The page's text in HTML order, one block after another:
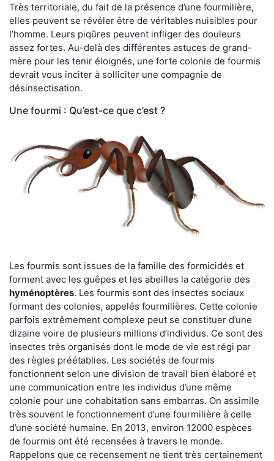
Très territoriale, du fait de la présence d’une fourmilière,
elles peuvent se révéler être de véritables nuisibles pour
l’homme. Leurs piqûres peuvent infliger des douleurs
assez fortes. Au-delà des différentes astuces de grand-
mère pour les tenir éloignés, une forte colonie de fourmis
devrait vous inciter à solliciter une compagnie de
désinsectisation.
Une fourmi : Qu’est-ce que c’est ?
Les fourmis sont issues de la famille des formicidés et
forment avec les guêpes et les abeilles la catégorie des
hyménoptères. Les fourmis sont des insectes sociaux
formant des colonies, appelés fourmilières. Cette colonie
parfois extrêmement complexe peut se constituer d’une
dizaine voire de plusieurs millions d’individus. Ce sont des
insectes très organisés dont le mode de vie est régi par
des règles préétablies. Les sociétés de fourmis
fonctionnent selon une division de travail bien élaboré et
une communication entre les individus d’une même
colonie pour une cohabitation sans embarras. On assimile
très souvent le fonctionnement d’une fourmilière à celle
d’une société humaine. En 2013, environ 12000 espèces
de fourmis ont été recensées à travers le monde.
Rappelons que ce recensement ne tient très certainement